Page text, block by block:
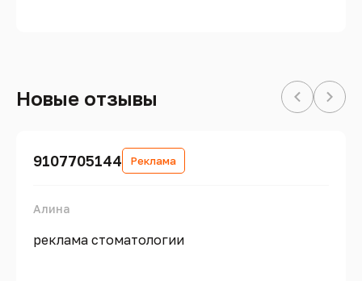
Новые отзывы
9107705144 Реклама
Алина
реклама стоматологии